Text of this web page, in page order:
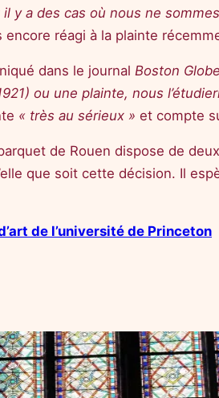
a des cas où nous ne
réagi à la plainte
dans le journal Boston Globe
ou une plainte, nous
« très au sérieux » et compte
de Rouen dispose de
que soit cette décision. Il
de l’université de Princeton